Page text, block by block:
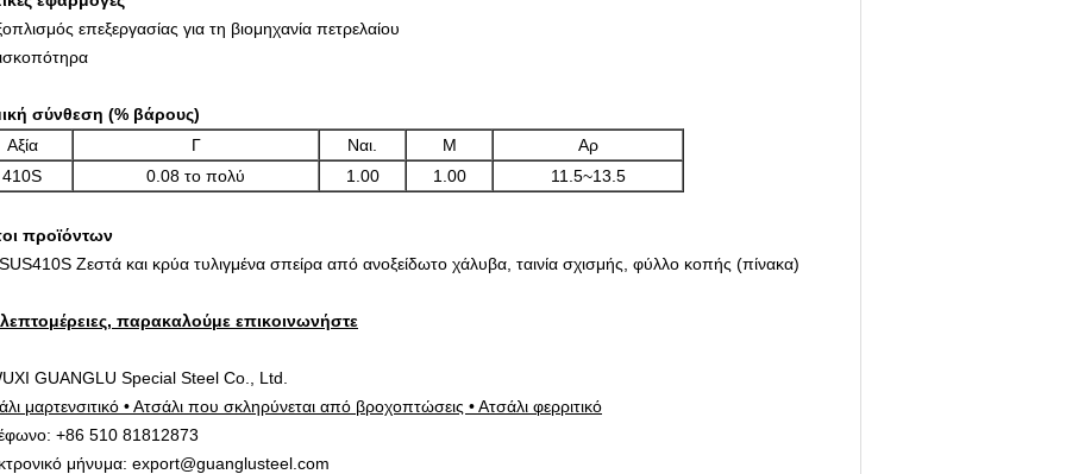
επεξεργασίας για τη βιομηχανία πετρελαίου
σύνθεση (% βάρους)
Αξία
Γ Ναι. Μ
Αρ
410S
0.08 το πολύ 1.00 1.00 11.5~13.5
προϊόντων
Ζεστά και κρύα τυλιγμένα σπείρα από ανοξείδωτο χάλυβα, ταινία σχισμής, φύλλο κοπής (πίνακα)
παρακαλούμε επικοινωνήστε
GUANGLU Special Steel Co., Ltd.
μαρτενσιτικό • Ατσάλι που σκληρύνεται από βροχοπτώσεις • Ατσάλι φερριτικό
+86 510 81812873
μήνυμα: export@guanglusteel.com